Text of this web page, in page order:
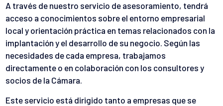
A través de nuestro servicio de asesoramiento, tendrá
acceso a conocimientos sobre el entorno empresarial
local y orientación práctica en temas relacionados con la
implantación y el desarrollo de su negocio. Según las
necesidades de cada empresa, trabajamos
directamente o en colaboración con los consultores y
socios de la Cámara.
Este servicio está dirigido tanto a empresas que se